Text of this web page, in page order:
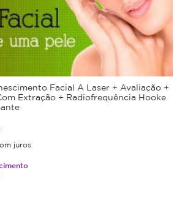
Facial A Laser + Avaliação +
Extração + Radiofrequência Hooke
juros